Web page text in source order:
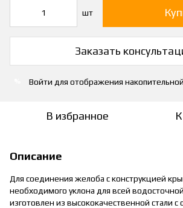
шт
Заказать
Войти для отображения
В избранное
Описание
Для соединения желоба с конструкцией
необходимого уклона для всей
изготовлен из высококачественной стали